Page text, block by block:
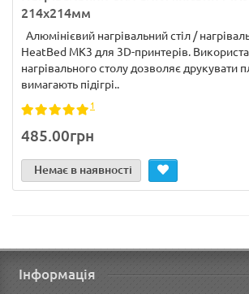
214х214мм
Алюмінієвий нагрівальний стіл /
HeatBed MK3 для 3D-принтерів.
нагрівального столу дозволяє друкувати
вимагають підігрі..
1
485.00грн
Немає в наявності
Інформація